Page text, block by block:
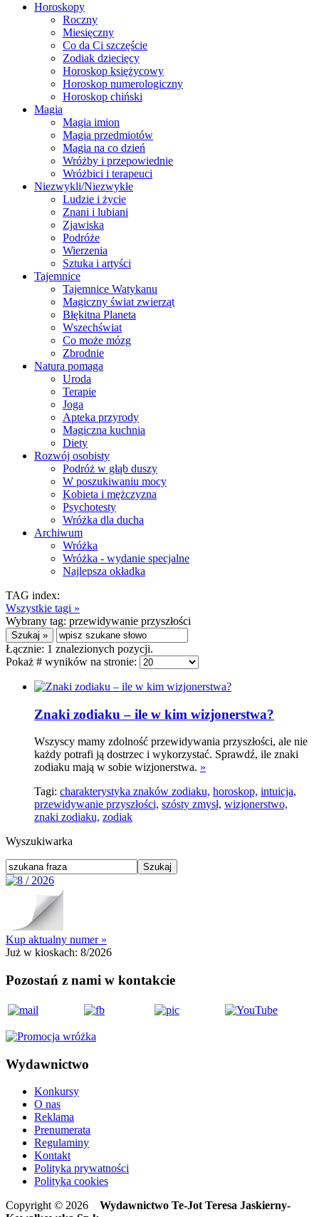
Horoskopy
Roczny
Miesięczny
Co da Ci szczęście
Zodiak dziecięcy
Horoskop księżycowy
Horoskop numerologiczny
Horoskop chiński
Magia
Magia imion
Magia przedmiotów
Magia na co dzień
Wróżby i przepowiednie
Wróżbici i terapeuci
Niezwykli/Niezwykłe
Ludzie i życie
Znani i lubiani
Zjawiska
Podróże
Wierzenia
Sztuka i artyści
Tajemnice
Tajemnice Watykanu
Magiczny świat zwierząt
Błękitna Planeta
Wszechświat
Co może mózg
Zbrodnie
Natura pomaga
Uroda
Terapie
Joga
Apteka przyrody
Magiczna kuchnia
Diety
Rozwój osobisty
Podróż w głąb duszy
W poszukiwaniu mocy
Kobieta i mężczyzna
Psychotesty
Wróżka dla ducha
Archiwum
Wróżka
Wróżka - wydanie specjalne
Najlepsza okładka
TAG index:
Wszystkie tagi »
Wybrany tag: przewidywanie przyszłości
Łącznie: 1 znalezionych pozycji.
Pokaż # wyników na stronie:
Znaki zodiaku – ile w kim wizjonerstwa?
Wszyscy mamy zdolność przewidywania przyszłości, ale nie
każdy potrafi ją dostrzec i wykorzystać. Sprawdź, ile znaki
zodiaku mają w sobie wizjonerstwa. »
Tagi: charakterystyka znaków zodiaku, horoskop, intuicja,
przewidywanie przyszłości, szósty zmysł, wizjonerstwo,
znaki zodiaku, zodiak
Wyszukiwarka
Kup aktualny numer »
Już w kioskach: 8/2026
Pozostań z nami w kontakcie
Wydawnictwo
Konkursy
O nas
Reklama
Prenumerata
Regulaminy
Kontakt
Polityka prywatności
Polityka cookies
Copyright © 2026 Wydawnictwo Te-Jot Teresa Jaskierny-